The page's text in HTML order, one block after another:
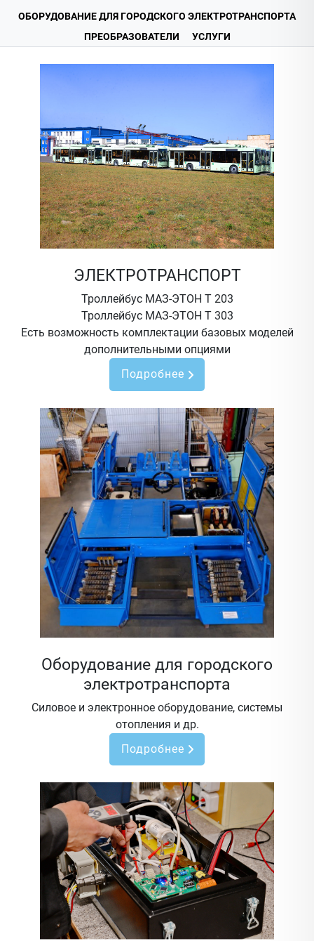
ОБОРУДОВАНИЕ ДЛЯ ГОРОДСКОГО ЭЛЕКТРОТРАНСПОРТА
ПРЕОБРАЗОВАТЕЛИ
УСЛУГИ
ЭЛЕКТРОТРАНСПОРТ
Троллейбус МАЗ-ЭТОН Т 203
Троллейбус МАЗ-ЭТОН Т 303
Есть возможность комплектации базовых моделей
дополнительными опциями
Подробнее
Оборудование для городского
электротранспорта
Силовое и электронное оборудование, системы
отопления и др.
Подробнее